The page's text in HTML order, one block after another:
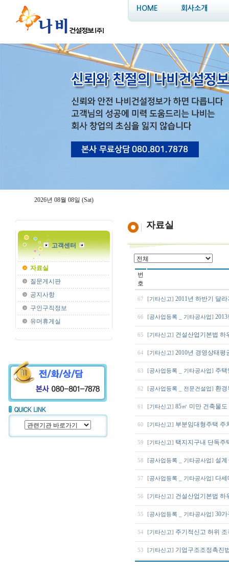
HOME 회사소개
2026년 08월 08일 (Sat)
고객센터
자료실
질문게시판
공지사항
구인구직정보
유머휴게실
자료실
번
호
67 [기타신고] 2011년 하반기 달
66 [공사업등록 _ 기타공사업]
65 [기타신고] 건설산업기본법 하
64 [기타신고] 2010년 경영상태평
63 [공사업등록 _ 기타공사업] 주
62 [공사업등록 _ 전문건설업] 환
61 [기타신고] 85㎡ 미만 건축물
60 [기타신고] 부분임대형주택 주
59 [기타신고] 택지지구내 단독주
58 [공사업등록 _ 기타공사업] 설계
57 [공사업등록 _ 기타공사업] 다
56 [기타신고] 건설산업기본법 하
55 [공사업등록 _ 기타공사업] 30
54 [기타신고] 주기적신고 허위
53 [기타신고] 기업구조조정촉진